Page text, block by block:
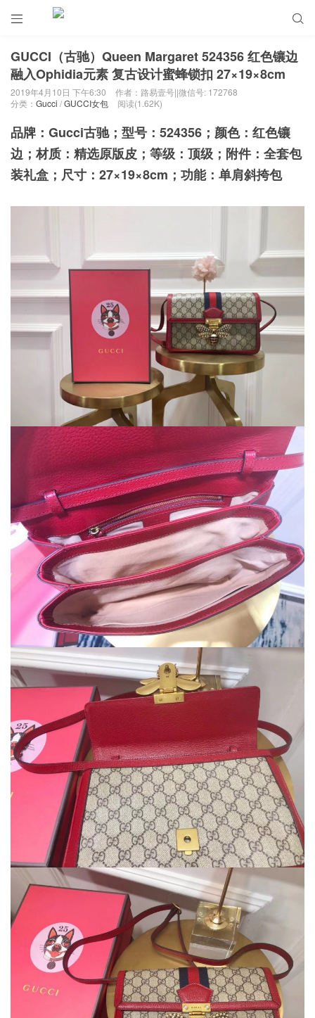
 
GUCCI（古驰）Queen Margaret 524356 红色镶边
融入Ophidia元素 复古设计蜜蜂锁扣 27×19×8cm
2019年4月10日 下午6:30
作者：路易壹号||微信号: 172768
分类： Gucci /GUCCI女包 阅读(1.62K)
品牌：Gucci古驰；型号：524356；颜色：红色镶
边；材质：精选原版皮 ；等级：顶级；附件：全套包
装礼盒；尺寸：27×19×8cm；功能：单肩斜挎包